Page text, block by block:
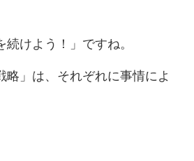
続けよう！」ですね。
略」は、それぞれに事情によ